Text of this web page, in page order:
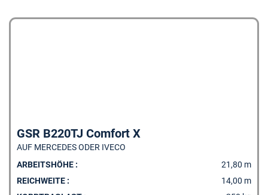
GSR B220TJ Comfort X
AUF MERCEDES ODER IVECO
ARBEITSHÖHE :
21,80 m
REICHWEITE :
14,00 m